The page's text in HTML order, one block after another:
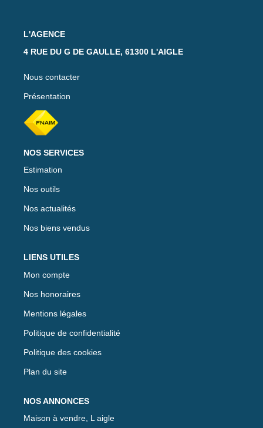
L'AGENCE
4 RUE DU G DE GAULLE, 61300 L'AIGLE
Nous contacter
Présentation
NOS SERVICES
Estimation
Nos outils
Nos actualités
Nos biens vendus
LIENS UTILES
Mon compte
Nos honoraires
Mentions légales
Politique de confidentialité
Politique des cookies
Plan du site
NOS ANNONCES
Maison à vendre, L aigle